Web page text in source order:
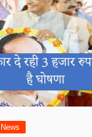
News